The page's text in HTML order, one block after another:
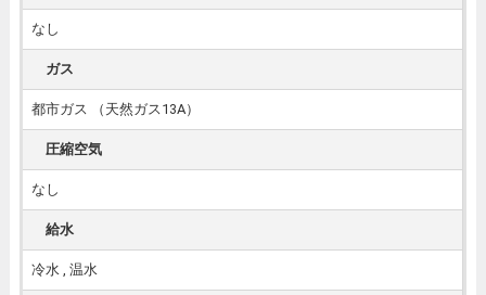
なし
ガス
都市ガス （天然ガス13A）
圧縮空気
なし
給水
冷水 , 温水